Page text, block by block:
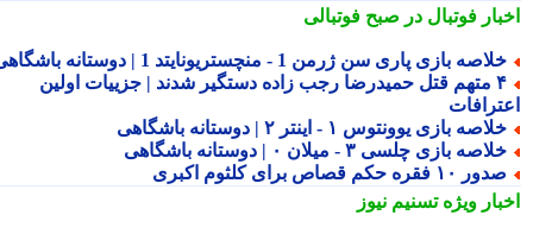
فوتبال در صبح فوتبالی
بازی پاری سن ژرمن 1 - منچستریونایتد 1 | دوستانه باشگاهی
۴ متهم قتل حمیدرضا رجب زاده دستگیر شدند | جزییات اولین
بازی یوونتوس ۱ - اینتر ۲ | دوستانه باشگاهی
بازی چلسی ۳ - میلان ۰ | دوستانه باشگاهی
۱۰ فقره حکم قصاص برای کلثوم اکبری
ویژهتسنیم نیوز